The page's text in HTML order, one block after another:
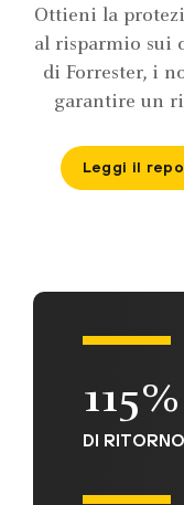
Ottieni la
al risparmio sui
di Forrester, i
garantire un
Leggi il
115%
DI